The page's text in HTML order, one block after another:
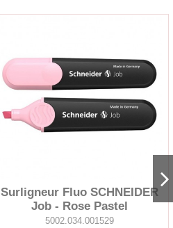
Surligneur Fluo SCHNEIDER
Job - Rose Pastel
5002.034.001529